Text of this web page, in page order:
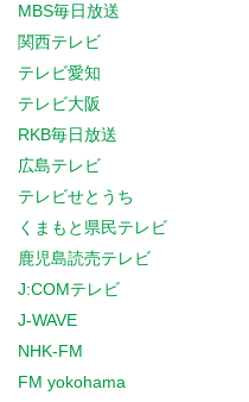
MBS毎日放送
関西テレビ
テレビ愛知
テレビ大阪
RKB毎日放送
広島テレビ
テレビせとうち
くまもと県民テレビ
鹿児島読売テレビ
J:COMテレビ
J-WAVE
NHK-FM
FM yokohama